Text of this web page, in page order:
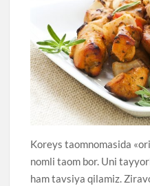
Koreys taomnomasida
nomli taom bor. Uni
ham tavsiya qilamiz.